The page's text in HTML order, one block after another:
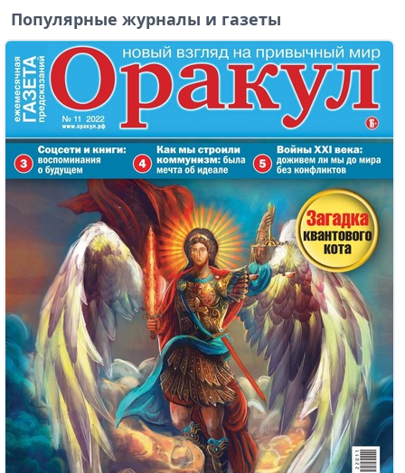
Популярные журналы и газеты